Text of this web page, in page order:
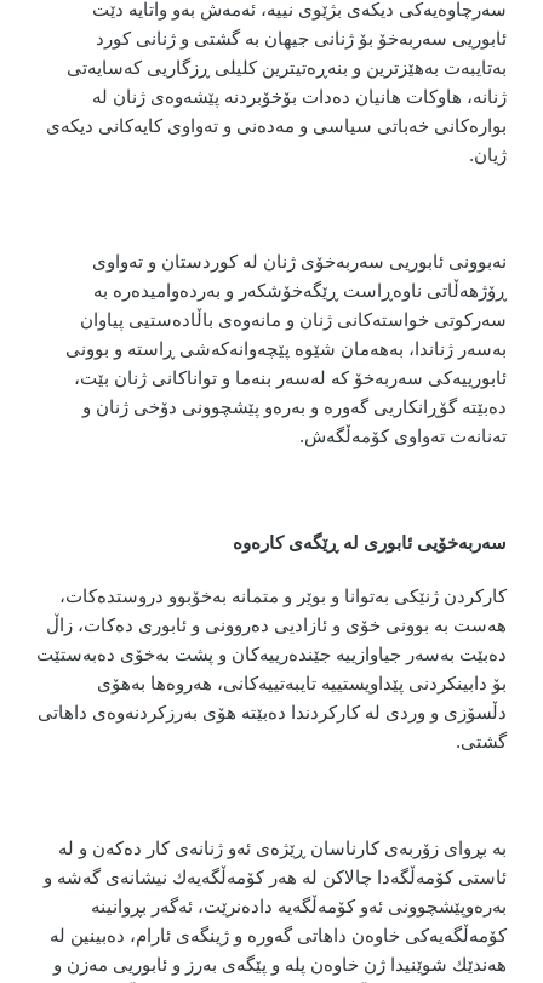
سەرچاوەیەکی دیکەی بژێوی نییە، ئەمەش بەو واتایە دێت
ئابوریی سەربەخۆ بۆ ژنانی جیهان بە گشتی و ژنانی کورد
بەتایبەت بەهێزترین و بنەڕەتیترین کلیلی ڕزگاریی کەسایەتی
ژنانە، هاوکات هانیان دەدات بۆخۆبردنە پێشەوەی ژنان لە
بوارەکانی خەباتی سیاسی و مەدەنی و تەواوی کایەکانی دیکەی
ژیان.
نەبوونی ئابوریی سەربەخۆی ژنان لە کوردستان و تەواوی
ڕۆژهەڵاتی ناوەڕاست ڕێگەخۆشکەر و بەردەوامیدەرە بە
سەرکوتی خواستەکانی ژنان و مانەوەی باڵادەستیی پیاوان
بەسەر ژناندا، بەهەمان شێوە پێچەوانەکەشی ڕاستە و بوونی
ئابورییەکی سەربەخۆ کە لەسەر بنەما و تواناکانی ژنان بێت،
دەبێتە گۆڕانکاریی گەورە و بەرەو پێشچوونی دۆخی ژنان و
تەنانەت تەواوی کۆمەڵگەش.
سەربەخۆیی ئابوری لە ڕێگەی کارەوە
کارکردن ژنێکی بەتوانا و بوێر و متمانە بەخۆبوو دروستدەکات،
هەست بە بوونی خۆی و ئازادیی دەروونی و ئابوری دەکات، زاڵ
دەبێت بەسەر جیاوازییە جێندەرییەکان و پشت بەخۆی دەبەستێت
بۆ دابینکردنی پێداویستییە تایبەتییەکانی، هەروەها بەهۆی
دڵسۆزی و وردی لە کارکردندا دەبێتە هۆی بەرزکردنەوەی داهاتی
گشتی.
بە بڕوای زۆربەی كارناسان ڕێژەی ئەو ژنانەی كار دەكەن و لە
ئاستی كۆمەڵگەدا چالاكن لە هەر كۆمەڵگەیەك نیشانەی گەشە و
بەرەوپێشچوونی ئەو كۆمەڵگەیە دادەنرێت، ئەگەر بڕوانینە
كۆمەڵگەیەكی خاوەن داهاتی گەورە و ژینگەی ئارام، دەبینین لە
هەندێك شوێنیدا ژن خاوەن پلە و پێگەی بەرز و ئابوریی مەزن و